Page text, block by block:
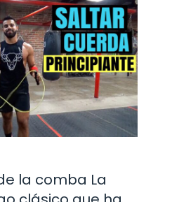
la comba La